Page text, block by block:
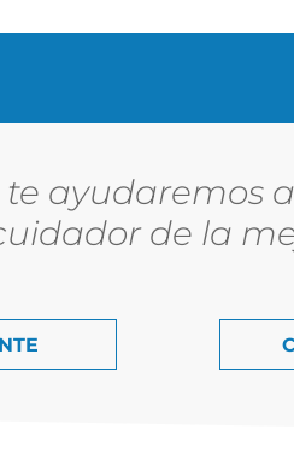
ayudaremos
de la